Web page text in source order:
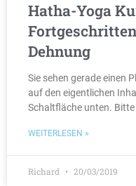
Hatha-Yoga
Dehnung
Sie sehen gerade einen
auf den eigentlichen
Schaltfläche unten. Bitte
WEITERLESEN »
Richard 20/03/2019